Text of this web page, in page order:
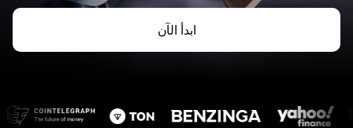
ابدأ الآن